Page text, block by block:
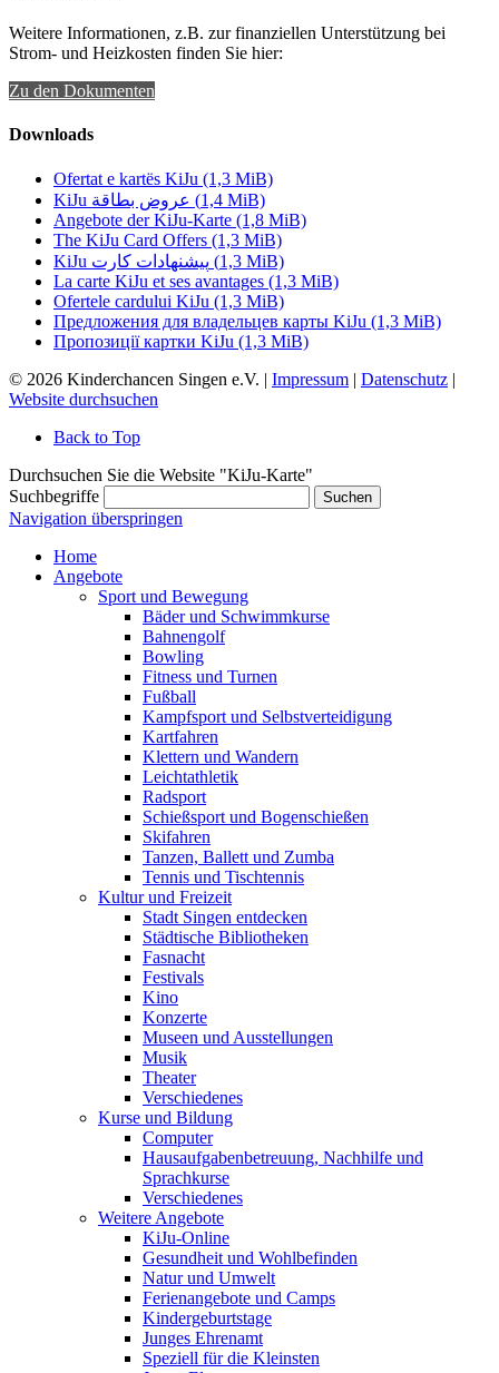
Weitere Informationen, z.B. zur finanziellen Unterstützung bei
Strom- und Heizkosten finden Sie hier:
Zu den Dokumenten
Downloads
Ofertat e kartës KiJu (1,3 MiB)
(1,4 MiB)
Angebote der KiJu-Karte (1,8 MiB)
The KiJu Card Offers (1,3 MiB)
(1,3 MiB)
La carte KiJu et ses avantages (1,3 MiB)
Ofertele cardului KiJu (1,3 MiB)
Предложения для владельцев карты KiJu (1,3 MiB)
Пропозиції картки KiJu (1,3 MiB)
© 2026 Kinderchancen Singen e.V. | Impressum | Datenschutz |
Website durchsuchen
Back to Top
Durchsuchen Sie die Website "KiJu-Karte"
Suchbegriffe
Suchen
Navigation überspringen
Home
Angebote
Sport und Bewegung
Bäder und Schwimmkurse
Bahnengolf
Bowling
Fitness und Turnen
Fußball
Kampfsport und Selbstverteidigung
Kartfahren
Klettern und Wandern
Leichtathletik
Radsport
Schießsport und Bogenschießen
Skifahren
Tanzen, Ballett und Zumba
Tennis und Tischtennis
Kultur und Freizeit
Stadt Singen entdecken
Städtische Bibliotheken
Fasnacht
Festivals
Kino
Konzerte
Museen und Ausstellungen
Musik
Theater
Verschiedenes
Kurse und Bildung
Computer
Hausaufgabenbetreuung, Nachhilfe und
Sprachkurse
Verschiedenes
Weitere Angebote
KiJu-Online
Gesundheit und Wohlbefinden
Natur und Umwelt
Ferienangebote und Camps
Kindergeburtstage
Junges Ehrenamt
Speziell für die Kleinsten